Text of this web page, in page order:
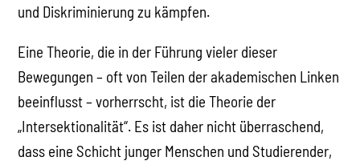
und Diskriminierung zu kämpfen.
Eine Theorie, die in der Führung vieler dieser
Bewegungen – oft von Teilen der akademischen Linken
beeinflusst – vorherrscht, ist die Theorie der
„Intersektionalität“. Es ist daher nicht überraschend,
dass eine Schicht junger Menschen und Studierender,